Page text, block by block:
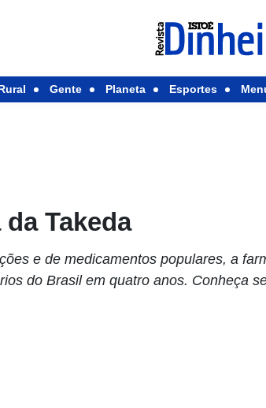
Gente Planeta Esportes
Takeda
e de medicamentos populares, a
do Brasil em quatro anos. Conheça